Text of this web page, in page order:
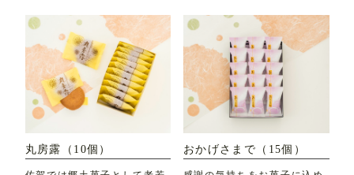
丸房露（10個） おかげさまで（15個）